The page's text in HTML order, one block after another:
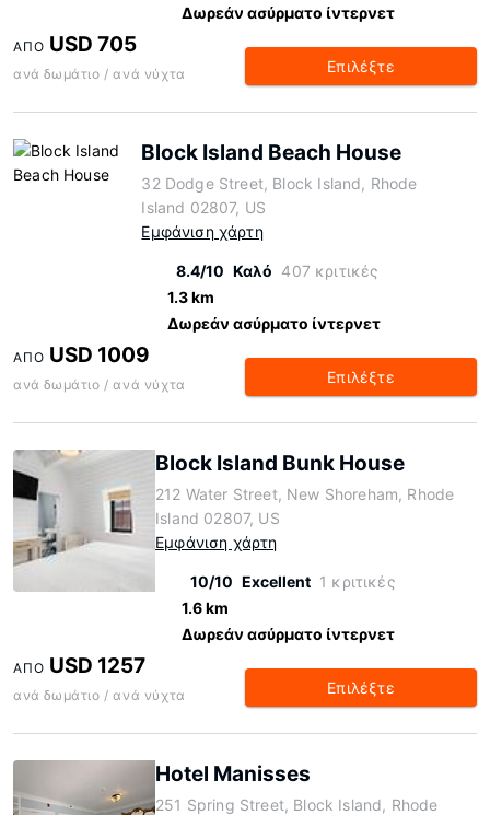
Δωρεάν ασύρματο ίντερνετ
ΑΠΌ USD 705
ανά δωμάτιο / ανά νύχτα Επιλέξτε
Block Island Beach House
32 Dodge Street, Block Island, Rhode
Island 02807, US
Εμφάνιση χάρτη
8.4/10 Καλό 407 κριτικές
1.3 km
Δωρεάν ασύρματο ίντερνετ
ΑΠΌ USD 1009
ανά δωμάτιο / ανά νύχτα Επιλέξτε
Block Island Bunk House
212 Water Street, New Shoreham, Rhode
Island 02807, US
Εμφάνιση χάρτη
10/10 Excellent 1 κριτικές
1.6 km
Δωρεάν ασύρματο ίντερνετ
ΑΠΌ USD 1257
ανά δωμάτιο / ανά νύχτα Επιλέξτε
Hotel Manisses
251 Spring Street, Block Island, Rhode